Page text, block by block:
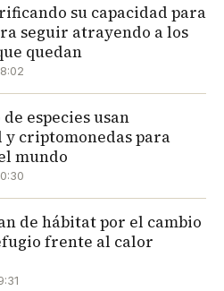
su capacidad para
seguir atrayendo a los
quedan
especies usan
criptomonedas para
mundo
de hábitat por el cambio
frente al calor